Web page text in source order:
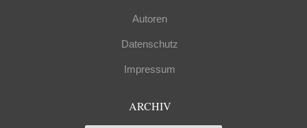
Autoren
Datenschutz
Impressum
ARCHIV